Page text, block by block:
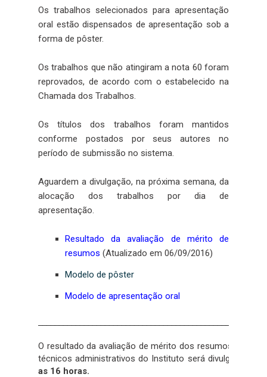
Os trabalhos selecionados para apresentação
oral estão dispensados de apresentação sob a
forma de pôster.
Os trabalhos que não atingiram a nota 60 foram
reprovados, de acordo com o estabelecido na
Chamada dos Trabalhos.
Os títulos dos trabalhos foram mantidos
conforme postados por seus autores no
período de submissão no sistema.
Aguardem a divulgação, na próxima semana, da
alocação dos trabalhos por dia de
apresentação.
Resultado da avaliação de mérito de
resumos (Atualizado em 06/09/2016)
Modelo de pôster
Modelo de apresentação oral
O resultado da avaliação de mérito dos resumos
técnicos administrativos do Instituto será divulgado no
as 16 horas.